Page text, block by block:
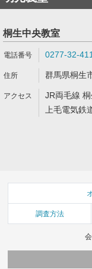
桐生中央教室
0277-32-
群馬県桐生
JR両毛線
上毛電気
調査方法